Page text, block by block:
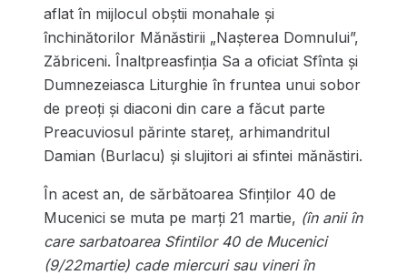
aflat în mijlocul obștii monahale și
închinătorilor Mănăstirii „Nașterea Domnului”,
Zăbriceni. Înaltpreasfinția Sa a oficiat Sfînta și
Dumnezeiasca Liturghie în fruntea unui sobor
de preoți și diaconi din care a făcut parte
Preacuviosul părinte stareț, arhimandritul
Damian (Burlacu) și slujitori ai sfintei mănăstiri.
În acest an, de sărbătoarea Sfinților 40 de
Mucenici se muta pe marți 21 martie, (în anii în
care sarbatoarea Sfintilor 40 de Mucenici
(9/22martie) cade miercuri sau vineri în